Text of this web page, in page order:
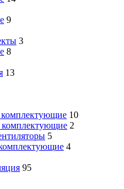
9
3
8
13
10
комплектующие 2
5
4
95